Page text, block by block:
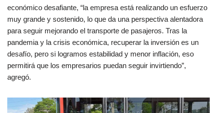
económico desafiante, “la empresa está realizando un esfuerzo
muy grande y sostenido, lo que da una perspectiva alentadora
para seguir mejorando el transporte de pasajeros. Tras la
pandemia y la crisis económica, recuperar la inversión es un
desafío, pero si logramos estabilidad y menor inflación, eso
permitirá que los empresarios puedan seguir invirtiendo”,
agregó.